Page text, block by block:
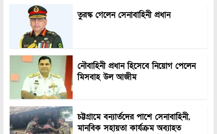
তুরস্ক গেলেন সেনাবাহিনী প্রধান
নৌবাহিনী প্রধান হিসেবে নিয়োগ পেলেন
মিসবাহ উল আজীম
চট্টগ্রামে বন্যার্তদের পাশে সেনাবাহিনী,
মানবিক সহায়তা কার্যক্রম অব্যাহত